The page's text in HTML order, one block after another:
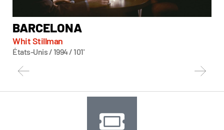
BARCELONA
Whit Stillman
États-Unis / 1994 / 101'